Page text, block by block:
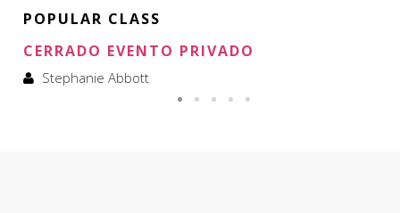
POPULAR CLASS
CERRADO EVENTO PRIVADO
Stephanie Abbott